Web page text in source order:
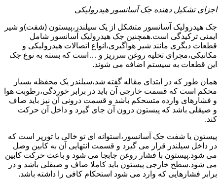
اجزای تشکیل دهنده جک آسانسور هیدرولیکی
جک هیدرولیک آسانسور متشکل از یک سیلندر،پیستون (شفت)و شیر
ایمنی ترکیدگی است.همچنین جک هیدرولیک آسانسور شامل
قطعات دیگری مانند شیر هواگیری،انواع اتصالات هیدرولیکی و
مکانیکی،مجرای تخلیه روغن سرریز و …است که بسته به نوع جک
این قطعات به سیستم اضافه می شوند.
همان طور که در ابتدای مقاله گفته شد،سیلندر یک محفظه بسیار
محکم است که قسمت خارجی آن باید در برابر خوردگی،رطوبت هوا
و فشارهای وارده متسحکم باشد و قسمت درونی آن نیز باید صاف
و صیقلی باشد که پیستون درون آن جای گیرد و داخل آن حرکت
کند.
پیستون یا شفت جک آسانسور،استوانه ای تو خالی یا تورپر است که
در داخل سیلندر قرار می گیرد و قسمت انتهایی آن به کابین وصل
می شود.پیستون با فشار روغن جابجا می شود و باعث حرکت کابین
می شود.سطح خارجی پیستون باید کاملا صاف و صیقلی باشد و در
برابر فشارهایی که وارد می شود استحکام کافی را داشته باشد.